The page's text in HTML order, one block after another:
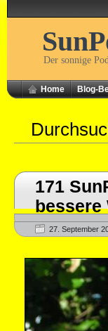
Der sonnige
Home Blog-
171
bessere
27. September